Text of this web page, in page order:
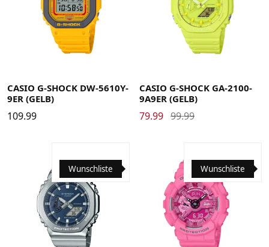
CASIO G-SHOCK DW-5610Y-
9ER (GELB)
109.99
CASIO G-SHOCK GA-2100-
9A9ER (GELB)
79.99 99.99
Wunschliste Wunschliste